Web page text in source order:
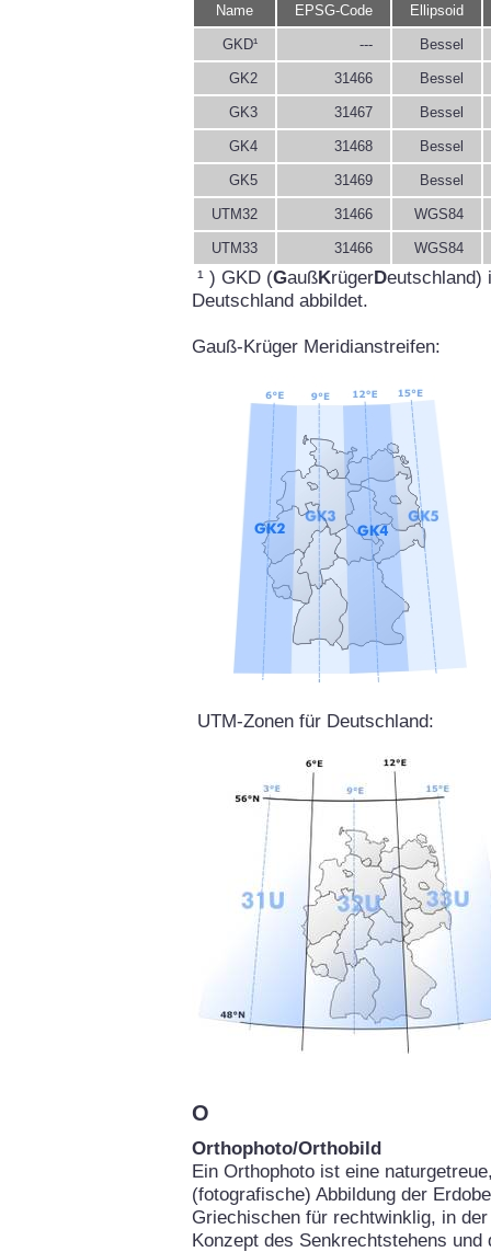
Name EPSG-Code Ellipsoid
GKD¹ --- Bessel
GK2 31466 Bessel
GK3 31467 Bessel
GK4 31468 Bessel
GK5 31469 Bessel
UTM32 31466 WGS84
UTM33 31466 WGS84
¹ ) GKD (GaußKrügerDeutschland)
Deutschland abbildet.
Gauß-Krüger Meridianstreifen:
UTM-Zonen für Deutschland:
O
Orthophoto/Orthobild
Ein Orthophoto ist eine
(fotografische) Abbildung der
Griechischen für rechtwinklig, in
Konzept des Senkrechtstehens